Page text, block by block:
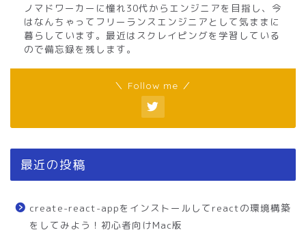
ノマドワーカーに憧れ30代からエンジニアを目指し、今
はなんちゃってフリーランスエンジニアとして気ままに
暮らしています。最近はスクレイピングを学習している
ので備忘録を残します。
＼ Follow me ／
最近の投稿
create-react-appをインストールしてreactの環境構築
をしてみよう！初心者向けMac版